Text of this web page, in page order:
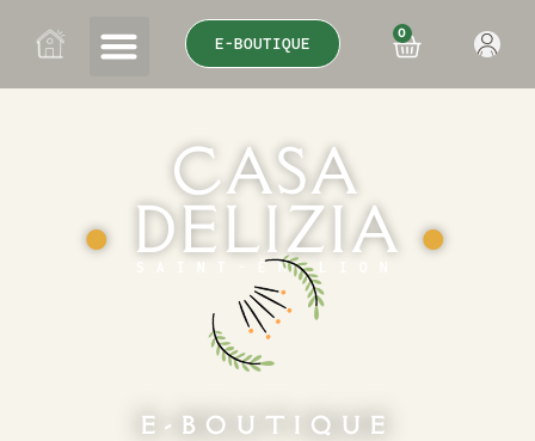
E-BOUTIQUE
0
CASA
● DELIZIA ●
SAINT-ÉMILION
E-BOUTIQUE